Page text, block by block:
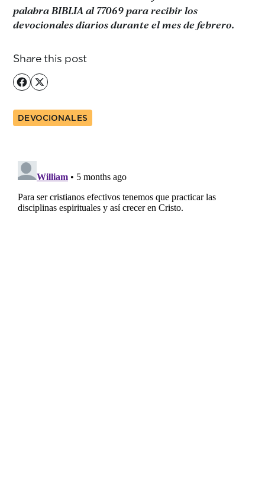
palabra BIBLIA al 77069 para recibir los
devocionales diarios durante el mes de febrero.
Share this post
DEVOCIONALES